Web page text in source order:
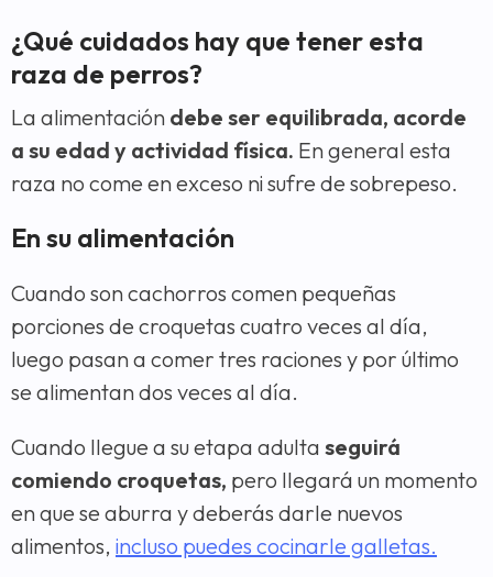
¿Qué cuidados hay que tener esta
raza de perros?
La alimentación debe ser equilibrada, acorde
a su edad y actividad física. En general esta
raza no come en exceso ni sufre de sobrepeso.
En su alimentación
Cuando son cachorros comen pequeñas
porciones de croquetas cuatro veces al día,
luego pasan a comer tres raciones y por último
se alimentan dos veces al día.
Cuando llegue a su etapa adulta seguirá
comiendo croquetas, pero llegará un momento
en que se aburra y deberás darle nuevos
alimentos, incluso puedes cocinarle galletas.